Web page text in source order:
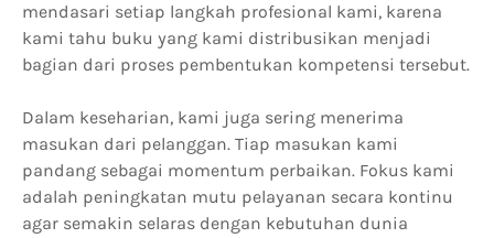
mendasari setiap langkah profesional kami, karena
kami tahu buku yang kami distribusikan menjadi
bagian dari proses pembentukan kompetensi tersebut.
Dalam keseharian, kami juga sering menerima
masukan dari pelanggan. Tiap masukan kami
pandang sebagai momentum perbaikan. Fokus kami
adalah peningkatan mutu pelayanan secara kontinu
agar semakin selaras dengan kebutuhan dunia